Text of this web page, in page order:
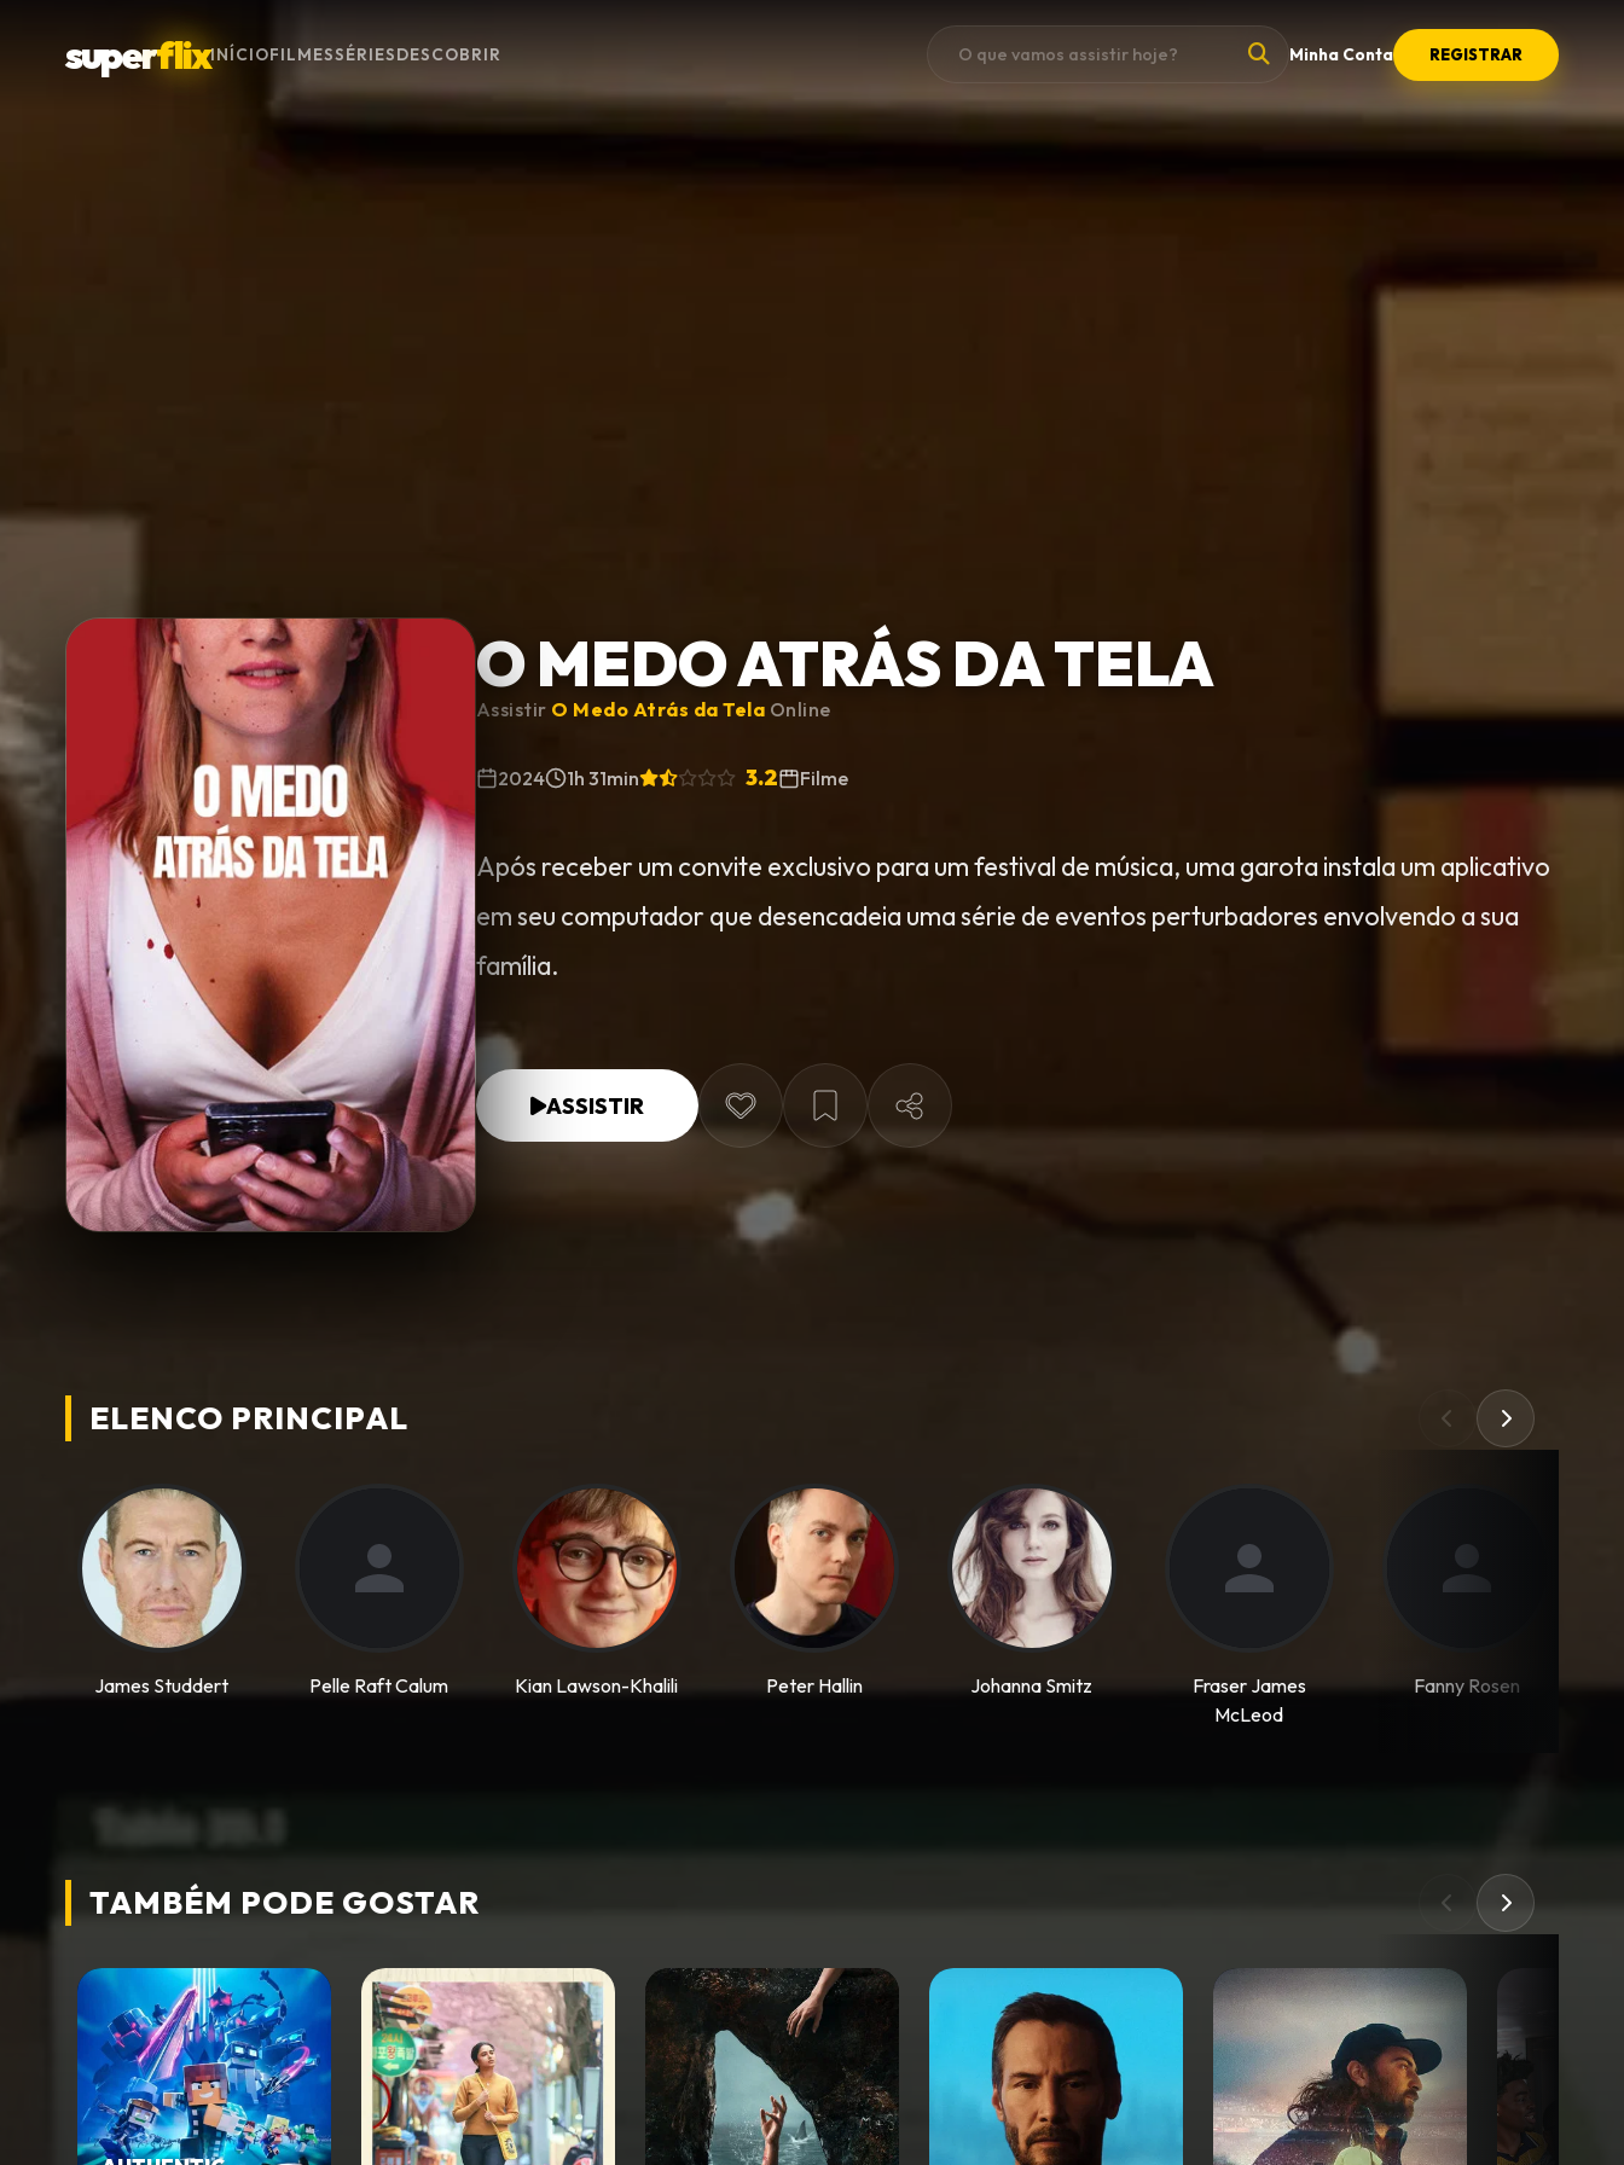
superflixINÍCIOFILMESSÉRIESDESCOBRIR Minha Conta REGISTRAR
Menu
Minha Lista
Pesquisar
O MEDO ATRÁS DA TELA
Assistir O Medo Atrás da Tela Online
2024 1h 31min 3.2 Filme
Após receber um convite exclusivo para um festival de música, uma garota instala um aplicativo
em seu computador que desencadeia uma série de eventos perturbadores envolvendo a sua
família.
ASSISTIR
ELENCO PRINCIPAL
James Studdert Pelle Raft Calum Kian Lawson-Khalili Peter Hallin Johanna Smitz
Fraser James
McLeod
Fanny Rosen
TAMBÉM PODE GOSTAR